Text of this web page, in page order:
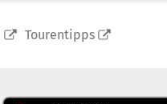
Tourentipps